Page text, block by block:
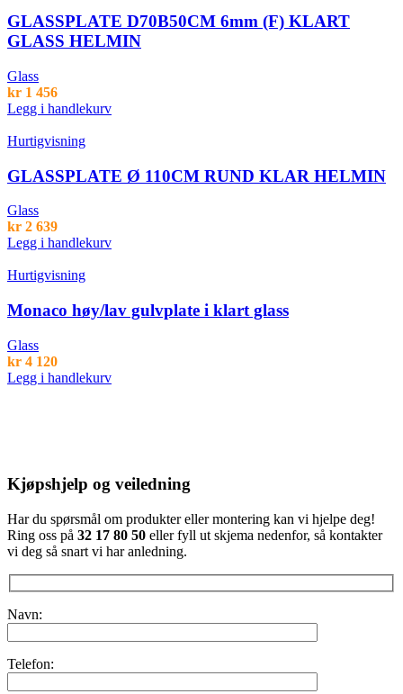
GLASSPLATE D70B50CM 6mm (F) KLART
GLASS HELMIN
Glass
kr 1 456
Legg i handlekurv
Hurtigvisning
GLASSPLATE Ø 110CM RUND KLAR HELMIN
Glass
kr 2 639
Legg i handlekurv
Hurtigvisning
Monaco høy/lav gulvplate i klart glass
Glass
kr 4 120
Legg i handlekurv
Kjøpshjelp og veiledning
Har du spørsmål om produkter eller montering kan vi hjelpe deg!
Ring oss på 32 17 80 50 eller fyll ut skjema nedenfor, så kontakter
vi deg så snart vi har anledning.
Navn:
Telefon: